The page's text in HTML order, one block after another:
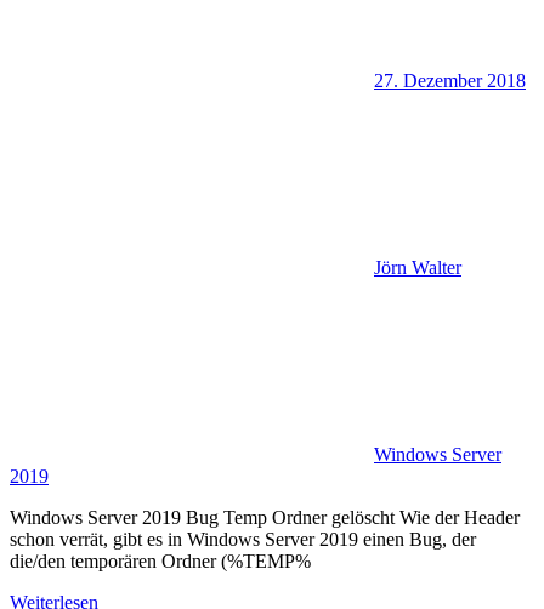
27. Dezember 2018
Jörn Walter
Windows Server
2019
Windows Server 2019 Bug Temp Ordner gelöscht Wie der Header
schon verrät, gibt es in Windows Server 2019 einen Bug, der
die/den temporären Ordner (%TEMP%
Weiterlesen